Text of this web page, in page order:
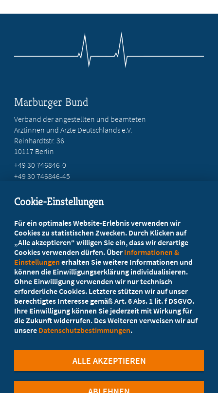
Marburger Bund
Verband der angestellten und beamteten
Ärztinnen und Ärzte Deutschlands e.V.
Reinhardtstr. 36
10117 Berlin
+49 30 746846-0
+49 30 746846-45
Ihr Landesverband berät Sie!
Ansprechpartner
Werden Sie jetzt Mitglied!
5 Vorteile einer Mitgliedschaft
Cookie-Einstellungen
Für ein optimales Website-Erlebnis verwenden wir
Cookies zu statistischen Zwecken. Durch Klicken auf
„Alle akzeptieren“ willigen Sie ein, dass wir derartige
Cookies verwenden dürfen. Über Informationen &
Einstellungen erhalten Sie weitere Informationen und
können die Einwilligungserklärung individualisieren.
Ohne Einwilligung verwenden wir nur technisch
erforderliche Cookies. Letztere stützen wir auf unser
berechtigtes Interesse gemäß Art. 6 Abs. 1 lit. f DSGVO.
Ihre Einwilligung können Sie jederzeit mit Wirkung für
die Zukunft widerrufen. Des Weiteren verweisen wir auf
unsere Datenschutzbestimmungen.
ALLE AKZEPTIEREN